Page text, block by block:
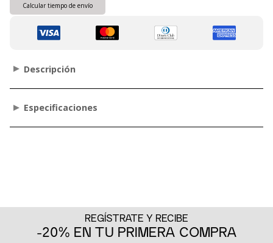
Calcular tiempo de envío
Descripción
Especificaciones
REGÍSTRATE Y RECIBE
-20% EN TU PRIMERA COMPRA